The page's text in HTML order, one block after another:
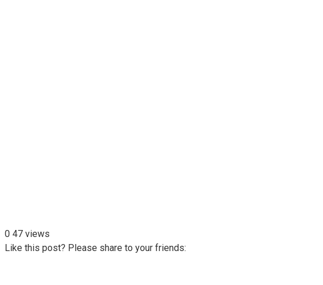
0 47 views
Like this post? Please share to your friends: